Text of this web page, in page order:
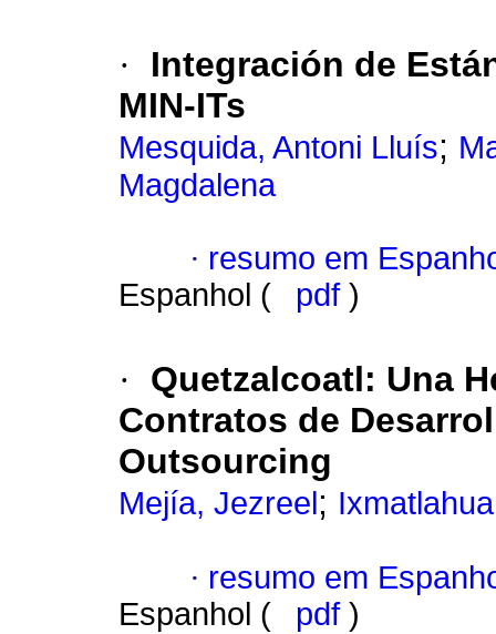
·
Integración de
MIN-ITs
Mesquida, Antoni Lluís;
Magdalena
· resumo em
Espanhol (
pdf )
· Quetzalcoatl: Una
Contratos de
Outsourcing
Mejía, Jezreel ;
· resumo em
Espanhol (
pdf )